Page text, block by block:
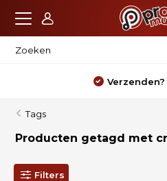
Verzenden?
Tags
Producten getagd met
Filters